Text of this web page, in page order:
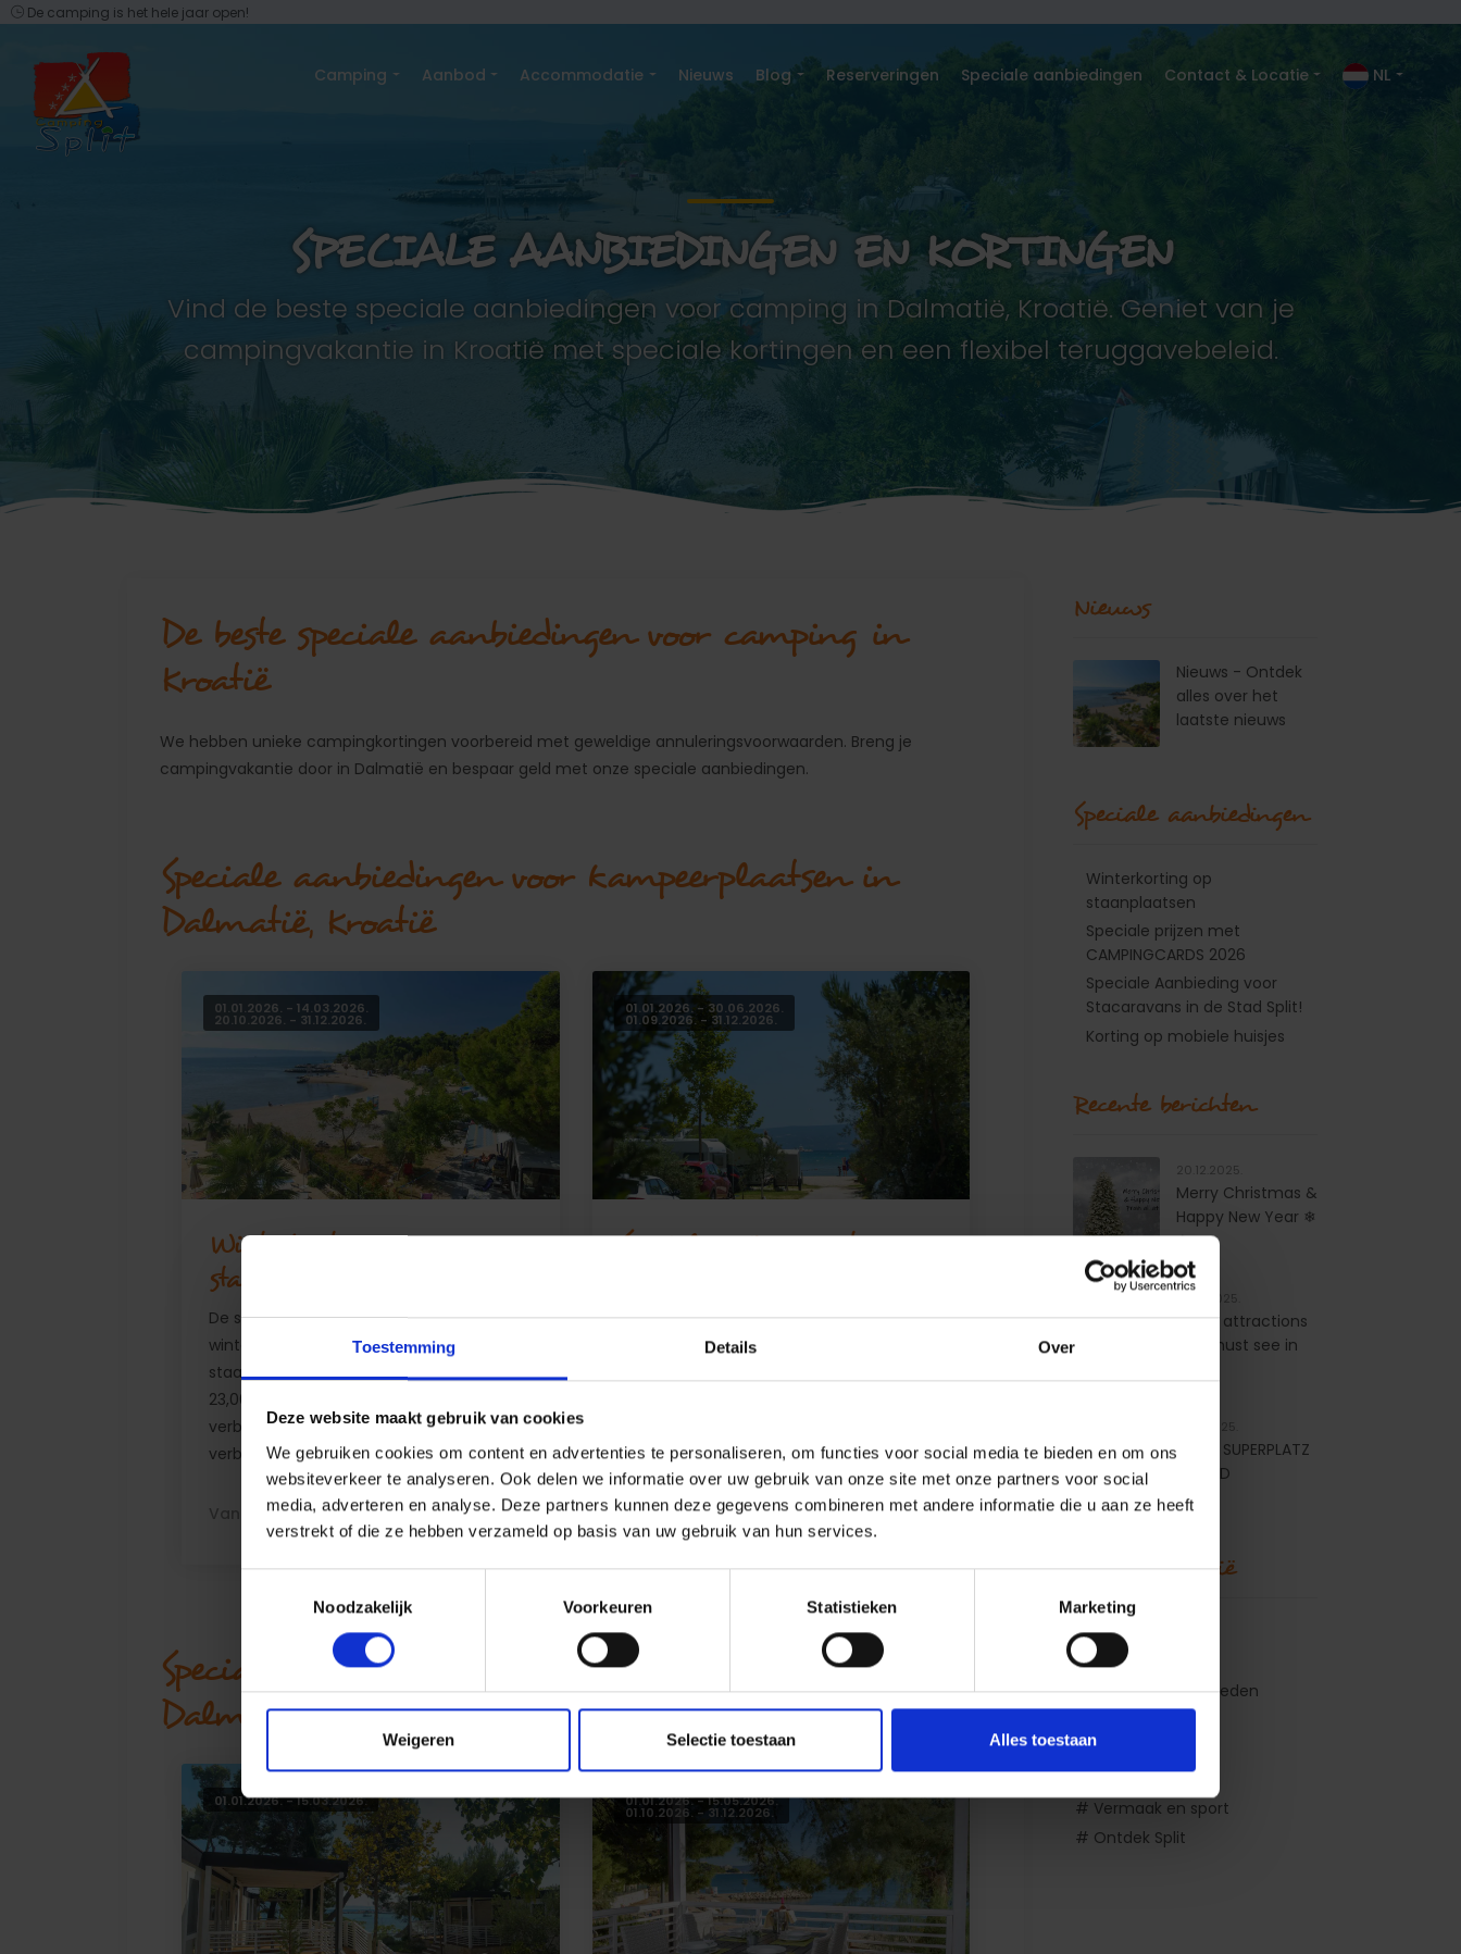
Toestemming Details Over
Deze website maakt gebruik van cookies
We gebruiken cookies om content en advertenties te personaliseren, om functies voor social media te bieden en om ons
websiteverkeer te analyseren. Ook delen we informatie over uw gebruik van onze site met onze partners voor social
media, adverteren en analyse. Deze partners kunnen deze gegevens combineren met andere informatie die u aan ze heeft
verstrekt of die ze hebben verzameld op basis van uw gebruik van hun services.
Noodzakelijk
Voorkeuren Statistieken Marketing
Weigeren Selectie toestaan Alles toestaan
De camping is het hele jaar open!
SPECIALE AANBIEDINGEN EN KORTINGEN
Vind de beste speciale aanbiedingen voor camping in Dalmatië, Kroatië. Geniet van je
campingvakantie in Kroatië met speciale kortingen en een flexibel teruggavebeleid.
De beste speciale aanbiedingen voor camping in
Kroatië
We hebben unieke campingkortingen voorbereid met geweldige annuleringsvoorwaarden. Breng je
campingvakantie door in Dalmatië en bespaar geld met onze speciale aanbiedingen.
Speciale aanbiedingen voor kampeerplaatsen in
Dalmatië, Kroatië
01.01.2026. - 14.03.2026.
20.10.2026. - 31.12.2026.
Winterkorting op
staanplaatsen
De speciale aanbieding voor
wintercamping bevat • 2 personen, 1
staanplaats en 1 hond voor de prijs van
23,00 € per nacht + inschrijvingsgeld en
verblijfsbelasting voor een minimaal
verblijf van drie nachten.
Van 23,00 €per nacht Meer
01.01.2026. - 30.06.2026.
01.09.2026. - 31.12.2026.
Speciale prijzen met
Maak het hele jaar door gebruik van de
voordelen van kortingen met
Van27,00 €per nacht Meer
Speciale aanbiedingen voor mobiele huisjes in
Dalmatië, Kroatië
01.01.2026. - 15.03.2026. 01.01.2026. - 15.05.2026.
01.10.2026. - 31.12.2026.
Nieuws
Nieuws - Ontdek
alles over het
laatste nieuws
Speciale aanbiedingen
Winterkorting op
staanplaatsen
Speciale prijzen met
CAMPINGCARDS 2026
Speciale Aanbieding voor
Stacaravans in de Stad Split!
Korting op mobiele huisjes
Recente berichten
20.12.2025.
Merry Christmas &
Happy New Year ❄
❄
18.01.2025.
Top 5 attractions
you must see in
ADAC SUPERPLATZ
AWARD
Ontdek Kroatië
# Ontdek Kroatië
# Excursies
# Bezienswaardigheden
# Nachtleven
# Shopping
# Vermaak en sport
# Ontdek Split
Camping Aanbod Accommodatie Nieuws Blog Reserveringen Speciale aanbiedingen Contact & Locatie NL